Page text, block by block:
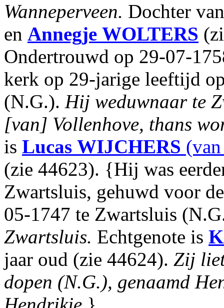
Wanneperveen. Dochter
en Annegje WOLTERS
Ondertrouwd op 29-07-
kerk op 29-jarige leeftijd
(N.G.). Hij weduwnaar te
[van] Vollenhove, thans
is Lucas WIJCHERS
(zie 44623). {Hij was
Zwartsluis, gehuwd voor
05-1747 te Zwartsluis
Zwartsluis. Echtgenote is
jaar oud (zie 44624). Zij
dopen (N.G.), genaamd